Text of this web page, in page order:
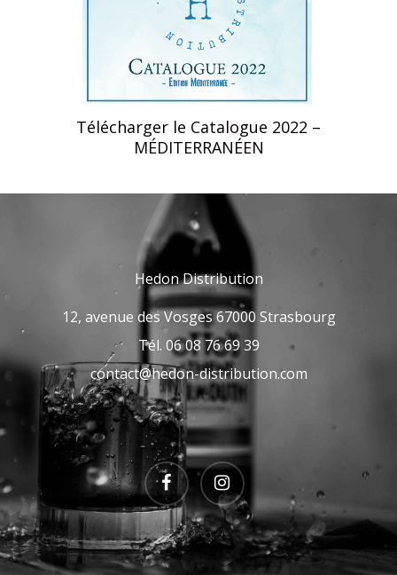
Télécharger le Catalogue 2022 –
MÉDITERRANÉEN
Hedon Distribution
12, avenue des Vosges 67000 Strasbourg
Tél. 06 08 76 69 39
contact@hedon-distribution.com